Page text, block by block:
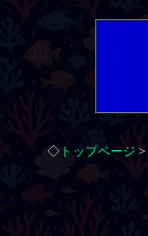
◇ トップページ >